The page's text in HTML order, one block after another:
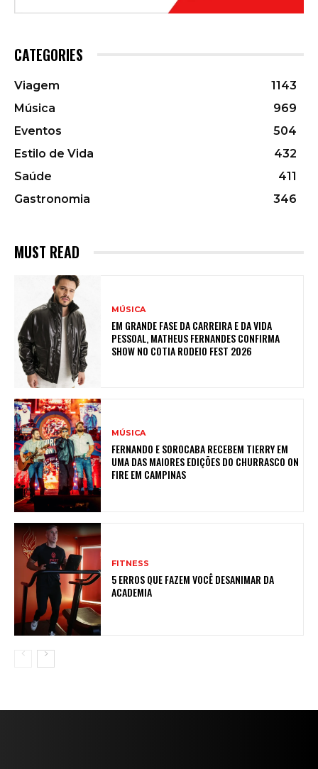
CATEGORIES
Viagem
1143
Música
969
Eventos
504
Estilo de Vida
432
Saúde
411
Gastronomia
346
MUST READ
MÚSICA
EM GRANDE FASE DA CARREIRA E DA VIDA
PESSOAL, MATHEUS FERNANDES CONFIRMA
SHOW NO COTIA RODEIO FEST 2026
MÚSICA
FERNANDO E SOROCABA RECEBEM TIERRY EM
UMA DAS MAIORES EDIÇÕES DO CHURRASCO ON
FIRE EM CAMPINAS
FITNESS
5 ERROS QUE FAZEM VOCÊ DESANIMAR DA
ACADEMIA